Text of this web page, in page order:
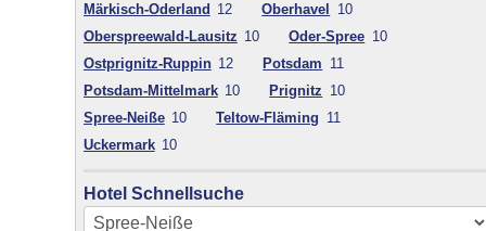
Märkisch-Oderland 12 Oberhavel
10
Oberspreewald-Lausitz 10 Oder-Spree 10
Ostprignitz-Ruppin 12 Potsdam 11
Potsdam-Mittelmark 10 Prignitz 10
Spree-Neiße 10 Teltow-Fläming 11
Uckermark 10
Hotel Schnellsuche